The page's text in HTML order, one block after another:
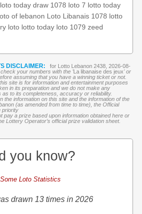
loto today draw 1078 loto 7 lotto today
of lebanon Loto Libanais 1078 lotto
loto lotto today loto 1079 zeed
DISCLAIMER:
for Lotto Lebanon 2438, 2026-08-
your numbers with the 'La libanaise des jeux' or
assuming that you have a winning ticket or not.
site is for information and entertainment purposes
in its preparation and we do not make any
to its completeness, accuracy or reliability.
the information on this site and the information of the
(as amended from time to time), the Official
priority
pay a prize based upon information obtained here or
Lottery Operator’s official prize validation sheet.
you know?
Some Loto Statistics
drawn 13 times in 2026